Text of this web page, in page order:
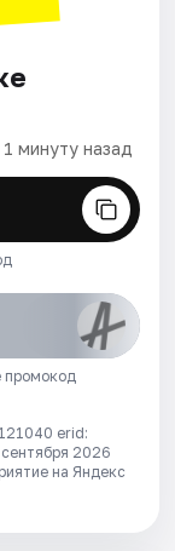
минуту назад
промокод
erid:
2026
на Яндекс